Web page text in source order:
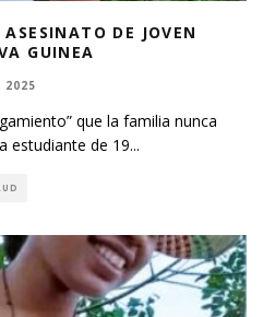
DE JOVEN
GUINEA
2025
que la familia nunca
estudiante de 19...